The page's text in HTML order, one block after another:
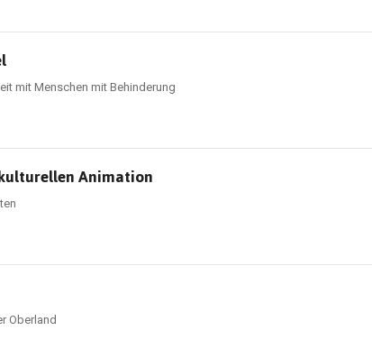
mit Menschen mit Behinderung
Animation
Oberland